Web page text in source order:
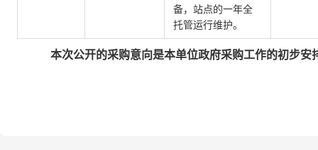
备，站点的一年全
托管运行维护。
本次公开的采购意向是本单位政府采购工作的初步